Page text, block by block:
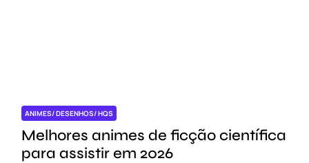
ANIMES/ DESENHOS/ HQS
Melhores animes de ficção científica
para assistir em 2026